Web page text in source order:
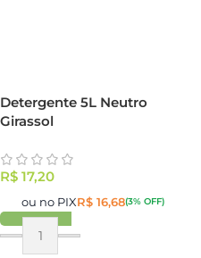
Detergente 5L Neutro
Girassol
R$ 17,20
ou no PIXR$ 16,68(3% OFF)